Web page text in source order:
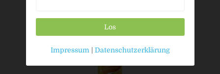
Los
Impressum | Datenschutzerklärung